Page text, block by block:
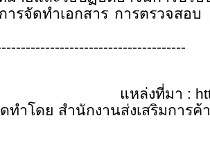
จัดทำเอกสาร การตรวจสอบ
แหล่งที่มา :
ทำโดย สำนักงานส่งเสริมการค้